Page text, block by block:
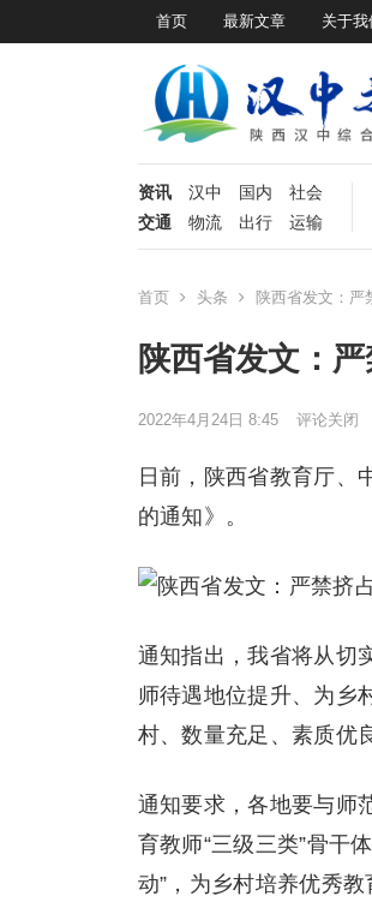
首页 最新文章 关于我
资讯 汉中 国内
社会
交通
物流 出行 运输
首页 头条 陕西省发文：严
陕西省发文：
2022年4月24日 8:45 评论关闭
日前，陕西省教育厅、
的通知》。
通知指出，我省将从切
师待遇地位提升、为乡
村、数量充足、素质优
通知要求，各地要与师
育教师“三级三类”骨干
动”，为乡村培养优秀教